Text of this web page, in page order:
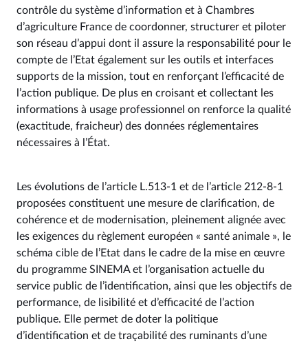
contrôle du système d’information et à Chambres
d’agriculture France de coordonner, structurer et piloter
son réseau d’appui dont il assure la responsabilité pour le
compte de l’Etat également sur les outils et interfaces
supports de la mission, tout en renforçant l’efficacité de
l’action publique. De plus en croisant et collectant les
informations à usage professionnel on renforce la qualité
(exactitude, fraicheur) des données réglementaires
nécessaires à l’État.
Les évolutions de l’article L.513-1 et de l’article 212-8-1
proposées constituent une mesure de clarification, de
cohérence et de modernisation, pleinement alignée avec
les exigences du règlement européen « santé animale », le
schéma cible de l’Etat dans le cadre de la mise en œuvre
du programme SINEMA et l’organisation actuelle du
service public de l’identification, ainsi que les objectifs de
performance, de lisibilité et d’efficacité de l’action
publique. Elle permet de doter la politique
d’identification et de traçabilité des ruminants d’une